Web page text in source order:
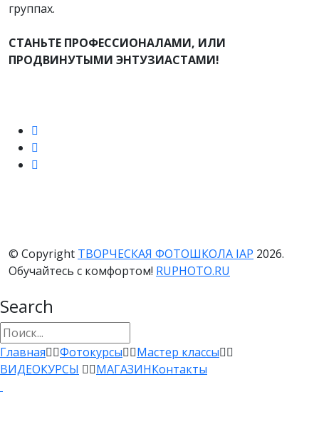
группах.
СТАНЬТЕ ПРОФЕССИОНАЛАМИ, ИЛИ
ПРОДВИНУТЫМИ ЭНТУЗИАСТАМИ!
© Copyright ТВОРЧЕСКАЯ ФОТОШКОЛА IAP 2026.
Обучайтесь с комфортом! RUPHOTO.RU
Search
Главная Фотокурсы
Мастер классы
ВИДЕОКУРСЫ
МАГАЗИНКонтакты